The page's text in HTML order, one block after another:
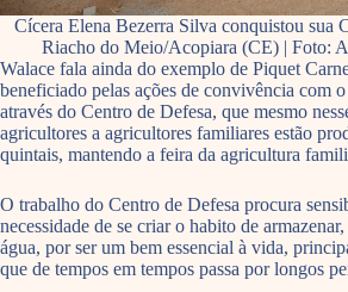
Cícera Elena Bezerra Silva conquistou sua
Riacho do Meio/Acopiara (CE) | Foto:
Walace fala ainda do exemplo de Piquet
beneficiado pelas ações de convivência com
através do Centro de Defesa, que mesmo
agricultores a agricultores familiares estão
quintais, mantendo a feira da agricultura
O trabalho do Centro de Defesa procura
necessidade de se criar o habito de
água, por ser um bem essencial à vida,
que de tempos em tempos passa por longos